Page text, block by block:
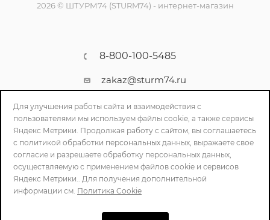
2026 © ШТУРМ74 (STURM74) - интернет-магазин
8-800-100-5485
zakaz@sturm74.ru
г. Челябинск, ул. Стартовая 34/1
ПОЛИТИКА КОНФИДЕНЦИАЛЬНОСТИ
Для улучшения работы сайта и взаимодействия с
пользователями мы используем файлы cookie, а также сервисы
Яндекс Метрики. Продолжая работу с сайтом, вы соглашаетесь
с политикой обработки персональных данных, выражаете свое
согласие и разрешаете обработку персональных данных,
осуществляемую с применением файлов cookie и сервисов
Яндекс Метрики.. Для получения дополнительной
информации см. Политика Cookie